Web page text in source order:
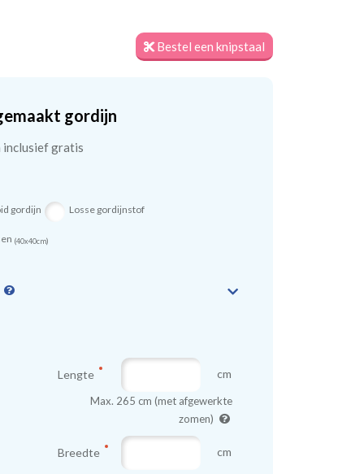
Bestel een knipstaal
gordijn
inclusief gratis
gordijn Losse gordijnstof
(40x40cm)
Lengte cm
Max. 265 cm (met afgewerkte
zomen)
Breedte cm